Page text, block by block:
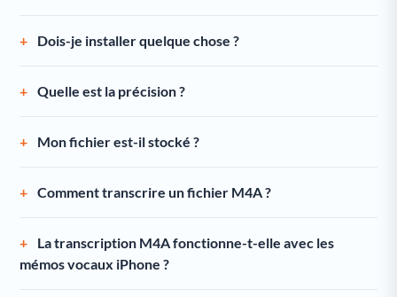
Dois-je installer quelque chose ?
Quelle est la précision ?
Mon fichier est-il stocké ?
Comment transcrire un fichier M4A ?
La transcription M4A fonctionne-t-elle avec les
mémos vocaux iPhone ?